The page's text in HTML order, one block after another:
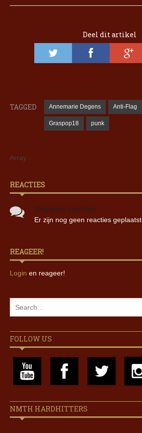
Deel dit artikel
TAGGED Annemarie Degens Anti-Flag
Graspop18 punk
Array
REACTIES
Nog geen reacties!
Er zijn nog geen reacties geplaatst.
REAGEER!
Login en reageer!
FOLLOW US
NMTH HARDHITTERS